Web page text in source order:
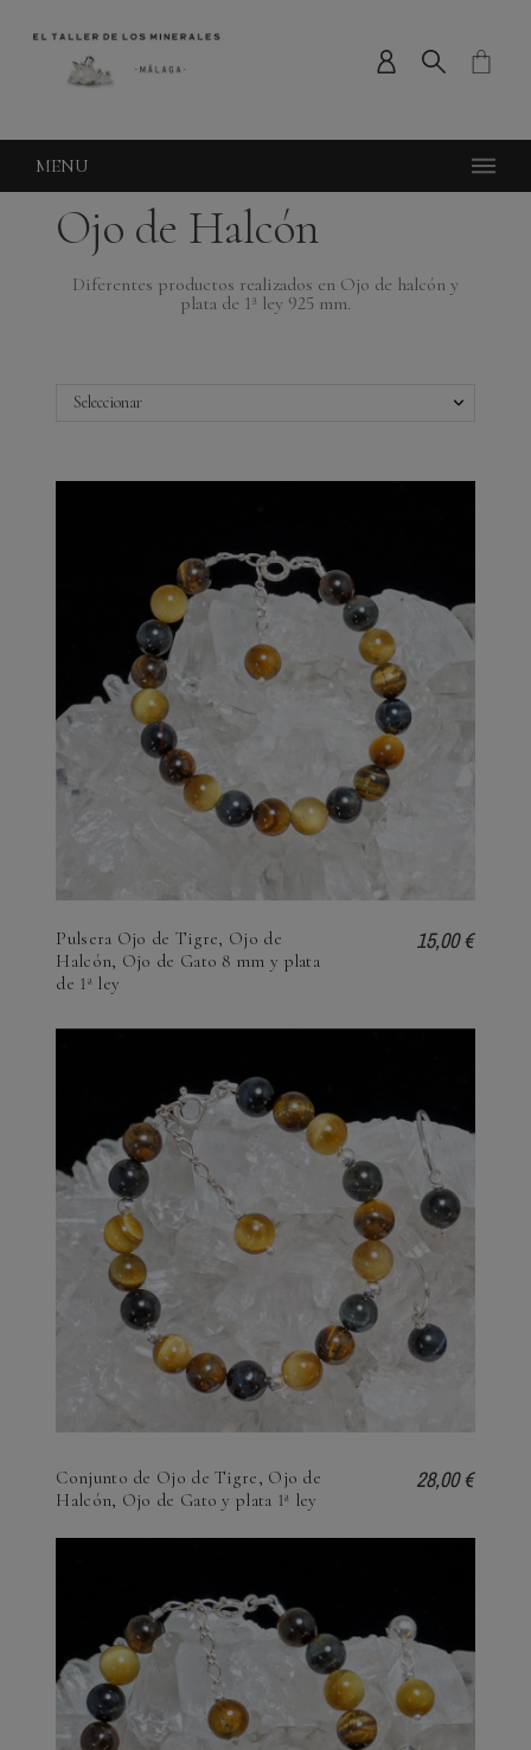
MENU
Ojo de Halcón
Diferentes productos realizados en Ojo de halcón y
plata de 1ª ley 925 mm.
Seleccionar
Pulsera Ojo de Tigre, Ojo de
Halcón, Ojo de Gato 8 mm y plata
de 1ª ley
15,00 €
Conjunto de Ojo de Tigre, Ojo de
Halcón, Ojo de Gato y plata 1ª ley
28,00 €